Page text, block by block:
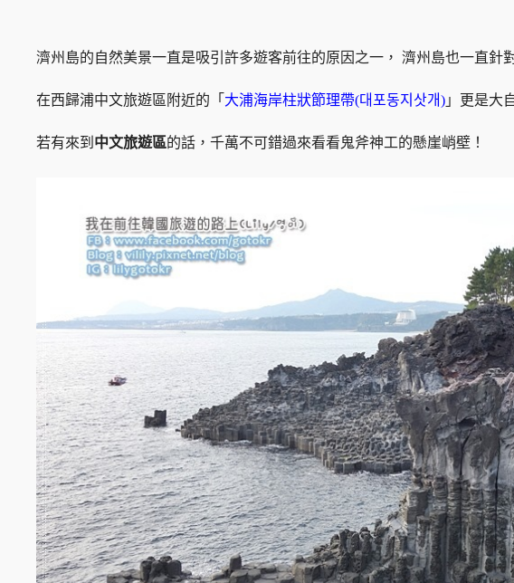
濟州島的自然美景一直是吸引許多遊客前往的原因之一， 濟州島也一直針
在西歸浦中文旅遊區附近的「 大浦海岸柱狀節理帶(대포동지삿개) 」更是大
若有來到 中文旅遊區的話，千萬不可錯過來看看鬼斧神工的懸崖峭壁！